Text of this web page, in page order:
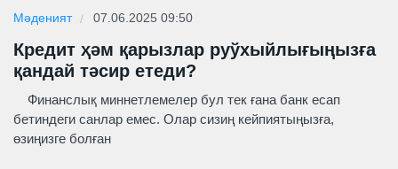
Мәденият 07.06.2025 09:50
Кредит ҳәм қарызлар руўхыйлығыңызға
қандай тәсир етеди?
Финанслық миннетлемелер бул тек ғана банк есап
бетиндеги санлар емес. Олар сизиң кейпиятыңызға,
өзиңизге болған